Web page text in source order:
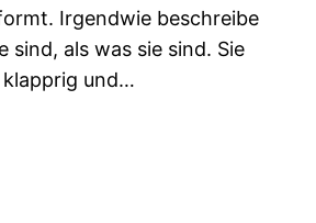
Irgendwie beschreibe
sind, als was sie sind. Sie
klapprig und…